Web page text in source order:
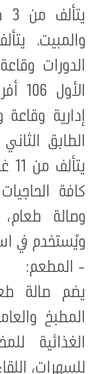
والمبيت.
الدورات
إدارية
الطابق
كافة
ويُستخدم في
- المطعم:
يضم صالة
المطبخ
الغذائية
للسهرات،